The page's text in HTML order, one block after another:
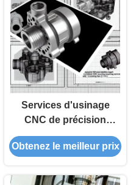
Services d'usinage
CNC de précision
pour pièces de
pompes à vannes
complète
Obtenez le meilleur prix